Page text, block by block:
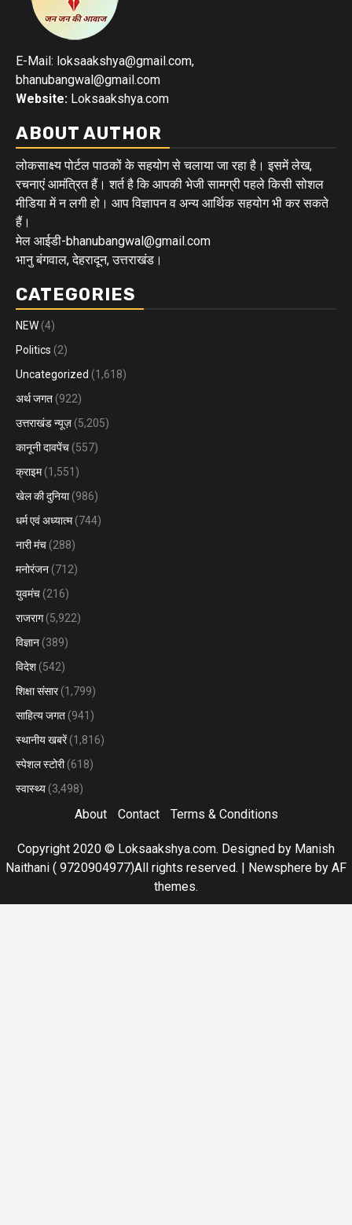
E-Mail: loksaakshya@gmail.com,
bhanubangwal@gmail.com
Website: Loksaakshya.com
ABOUT AUTHOR
लोकसाक्ष्य पोर्टल पाठकों के सहयोग से चलाया जा रहा है। इसमें लेख,
रचनाएं आमंत्रित हैं। शर्त है कि आपकी भेजी सामग्री पहले किसी सोशल
मीडिया में न लगी हो। आप विज्ञापन व अन्य आर्थिक सहयोग भी कर सकते
हैं।
मेल आईडी-bhanubangwal@gmail.com
भानु बंगवाल, देहरादून, उत्तराखंड।
CATEGORIES
NEW (4)
Politics (2)
Uncategorized (1,618)
अर्थ जगत (922)
उत्तराखंड न्यूज़ (5,205)
कानूनी दावपेंच (557)
क्राइम(1,551)
खेल की दुनिया(986)
धर्म एवं अध्यात्म(744)
नारी मंच (288)
मनोरंजन (712)
युवमंच (216)
राजराग(5,922)
विज्ञान (389)
विदेश (542)
शिक्षा संसार(1,799)
साहित्य जगत (941)
स्थानीय खबरें(1,816)
स्पेशल स्टोरी(618)
स्वास्थ्य (3,498)
About Contact Terms & Conditions
Copyright 2020 © Loksaakshya.com. Designed by Manish
Naithani ( 9720904977)All rights reserved. | Newsphere by AF
themes.